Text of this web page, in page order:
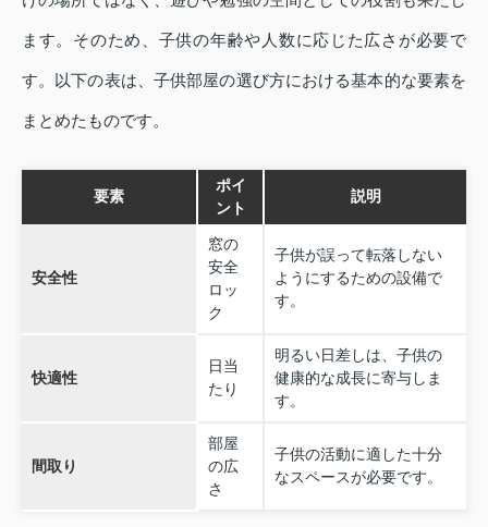
ます。そのため、子供の年齢や人数に応じた広さが必要で
す。以下の表は、子供部屋の選び方における基本的な要素を
まとめたものです。
要素
ポイ
ント
説明
安全性
窓の
安全
ロッ
ク
子供が誤って転落しない
ようにするための設備で
す。
快適性
日当
たり
明るい日差しは、子供の
健康的な成長に寄与しま
す。
間取り
部屋
の広
さ
子供の活動に適した十分
なスペースが必要です。